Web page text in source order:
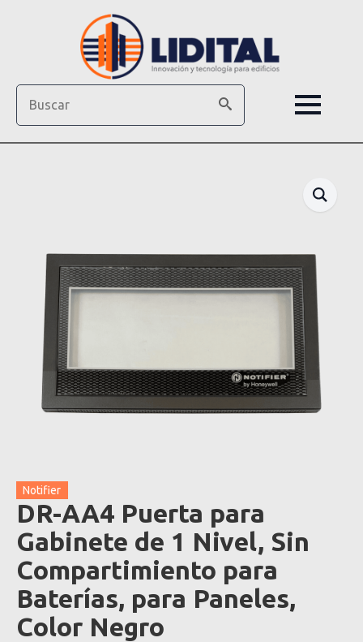
Notifier
DR-AA4 Puerta para
Gabinete de 1 Nivel, Sin
Compartimiento para
Baterías, para Paneles,
Color Negro